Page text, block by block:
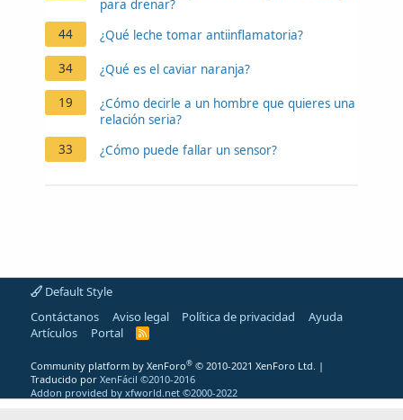
para drenar?
44
¿Qué leche tomar antiinflamatoria?
34 ¿Qué es el caviar naranja?
19
¿Cómo decirle a un hombre que quieres una
relación seria?
33
¿Cómo puede fallar un sensor?
Default Style
Contáctanos
Aviso legal Política de privacidad
Ayuda
Artículos
Portal
R
Community platform by XenForo® © 2010-2021 XenForo Ltd. |
Traducido por XenFácil ©2010-2016
Addon provided by xfworld.net ©2000-2022